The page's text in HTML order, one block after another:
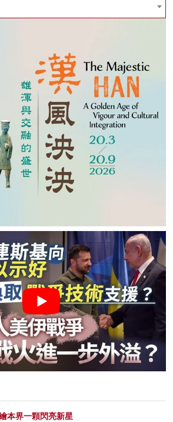
本界一顆閃亮新星